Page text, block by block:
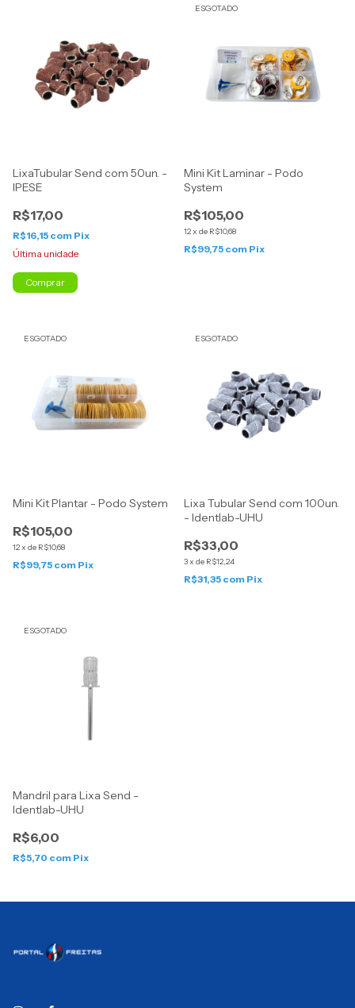
LixaTubular Send com 50un. -
IPESE
R$17,00
R$16,15 com Pix
Última unidade
Comprar
ESGOTADO
Mini Kit Laminar - Podo
System
R$105,00
12x de R$10,68
R$99,75 com Pix
ESGOTADO
Mini Kit Plantar - Podo System
R$105,00
12x de R$10,68
R$99,75 com Pix
ESGOTADO
Lixa Tubular Send com 100un.
- Identlab-UHU
R$33,00
3x de R$12,24
R$31,35 com Pix
ESGOTADO
Mandril para Lixa Send -
Identlab-UHU
R$6,00
R$5,70 com Pix